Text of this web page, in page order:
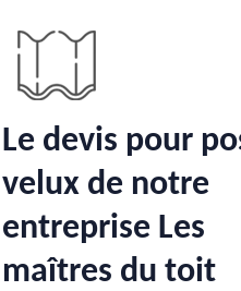
Le devis pour
velux de notre
entreprise Les
maîtres du toit